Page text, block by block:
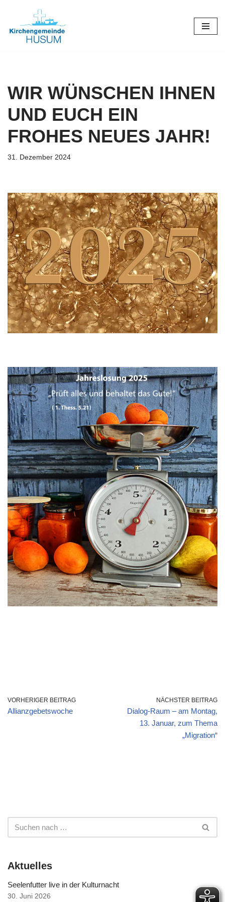
Zum
WIR WÜNSCHEN IHNEN
UND EUCH EIN
FROHES NEUES JAHR!
31. Dezember 2024
VORHERIGER BEITRAG
Allianzgebetswoche
NÄCHSTER BEITRAG
Dialog-Raum – am Montag,
13. Januar, zum Thema
„Migration“
Aktuelles
Seelenfutter live in der Kulturnacht
30. Juni 2026